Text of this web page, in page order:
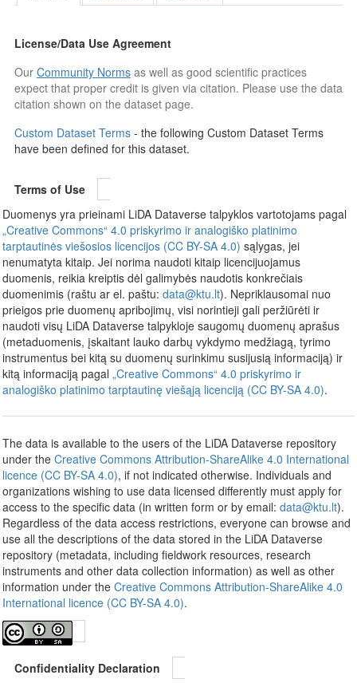
License/Data Use Agreement
Our Community Normsas well as good scientific practices
expect that proper credit is given via citation. Please use the data
citation shown on the dataset page.
Custom Dataset Terms - the following Custom Dataset Terms
have been defined for this dataset.
Terms of Use
Duomenys yra prieinami LiDA Dataverse talpyklos vartotojams pagal
„Creative Commons“ 4.0 priskyrimo ir analogiško platinimo
tarptautinės viešosios licencijos (CC BY-SA 4.0) sąlygas, jei
nenumatyta kitaip. Jei norima naudoti kitaip licencijuojamus
duomenis, reikia kreiptis dėl galimybės naudotis konkrečiais
duomenimis (raštu ar el. paštu: data@ktu.lt). Nepriklausomai nuo
prieigos prie duomenų apribojimų, visi norintieji gali peržiūrėti ir
naudoti visų LiDA Dataverse talpykloje saugomų duomenų aprašus
(metaduomenis, įskaitant lauko darbų vykdymo medžiagą, tyrimo
instrumentus bei kitą su duomenų surinkimu susijusią informaciją) ir
kitą informaciją pagal „Creative Commons“ 4.0 priskyrimo ir
analogiško platinimo tarptautinę viešąją licenciją (CC BY-SA 4.0).
The data is available to the users of the LiDA Dataverse repository
under the Creative Commons Attribution-ShareAlike 4.0 International
licence (CC BY-SA 4.0), if not indicated otherwise. Individuals and
organizations wishing to use data licensed differently must apply for
access to the specific data (in written form or by email: data@ktu.lt).
Regardless of the data access restrictions, everyone can browse and
use all the descriptions of the data stored in the LiDA Dataverse
repository (metadata, including fieldwork resources, research
instruments and other data collection information) as well as other
information under the Creative Commons Attribution-ShareAlike 4.0
International licence (CC BY-SA 4.0).
Confidentiality Declaration